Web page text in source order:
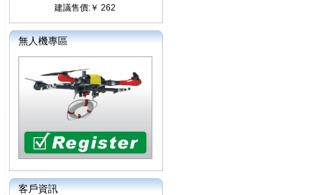
建議售價:￥ 262
無人機專區
客戶資訊